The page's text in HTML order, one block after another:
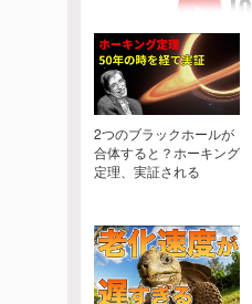
2つのブラックホールが
合体すると？ホーキング
定理、実証される